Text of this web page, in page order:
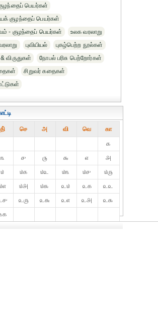
பெயர்கள்
குழந்தைப் பெயர்கள்
- குழந்தைப் பெயர்கள்
உலக வரலாறு
புவியியல்
புகழ்பெற்ற நூல்கள்
விருதுகள்
நோபல் பரிசு‎ பெற்றோர்‎கள்
சிறுவர் கதைகள்
தி் செ அ வி வெ கா
௧
௩ ௪ ௫ ௬ ௭
௮
௰ ௰௧ ௰௨ ௰௩ ௰௪
௰௫
௰௮ ௰௯ ௨௰ ௨௧
௨௨
௨௫ ௨௬ ௨௭ ௨௮
௨௯